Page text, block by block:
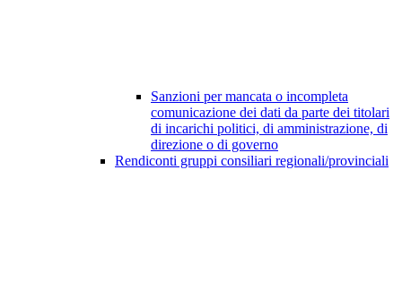
Sanzioni per mancata o incompleta
comunicazione dei dati da parte dei titolari
di incarichi politici, di amministrazione, di
direzione o di governo
Rendiconti gruppi consiliari regionali/provinciali